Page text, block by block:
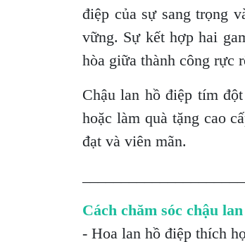
điệp của sự sang trọng
vững. Sự kết hợp hai
hòa giữa thành công rực
Chậu lan hồ điệp tím
hoặc làm quà tặng cao
đạt và viên mãn.
Cách chăm sóc chậu
- Hoa lan hồ điệp thích